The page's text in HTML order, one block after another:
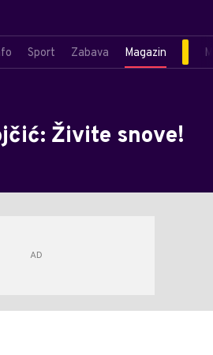
Sport Zabava Magazin
Živite snove!